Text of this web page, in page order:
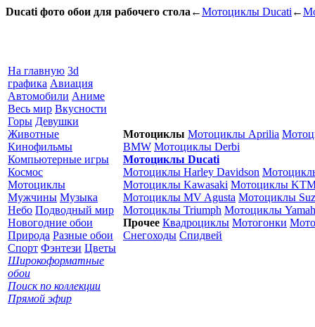
Ducati фото обои для рабочего стола ←Мотоциклы Ducati ←
На главную 3d
графика Авиация
Автомобили Аниме
Весь мир Вкусности
Горы Девушки
Животные
Кинофильмы
Компьютерные игры
Космос
Мотоциклы
Мужчины Музыка
Небо Подводный мир
Новогодние обои
Природа Разные обои
Спорт Фэнтези Цветы
Широкоформатные
обои
Поиск по коллекции
Прямой эфир
Мотоциклы Мотоциклы Aprilia
BMW Мотоциклы Derbi
Мотоциклы Ducati
Мотоциклы Harley Davidson
Мотоциклы Kawasaki Мотоциклы
Мотоциклы MV Agusta Мотоциклы
Мотоциклы Triumph Мотоциклы
Прочее Квадроциклы Мотогонки
Снегоходы Спидвей